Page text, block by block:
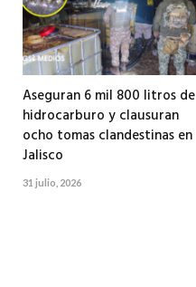
Aseguran 6 mil 800 litros de
hidrocarburo y clausuran
ocho tomas clandestinas en
Jalisco
31 julio, 2026